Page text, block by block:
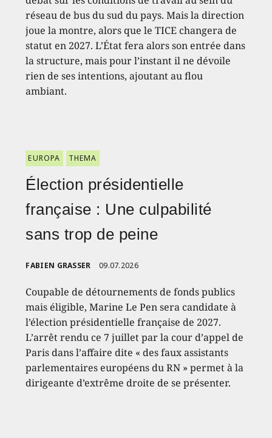
réseau de bus du sud du pays. Mais la direction
joue la montre, alors que le TICE changera de
statut en 2027. L’État fera alors son entrée dans
la structure, mais pour l’instant il ne dévoile
rien de ses intentions, ajoutant au flou
ambiant.
EUROPA THEMA
Élection présidentielle
française : Une culpabilité
sans trop de peine
FABIEN GRASSER 09.07.2026
Coupable de détournements de fonds publics
mais éligible, Marine Le Pen sera candidate à
l’élection présidentielle française de 2027.
L’arrêt rendu ce 7 juillet par la cour d’appel de
Paris dans l’affaire dite « des faux assistants
parlementaires européens du RN » permet à la
dirigeante d’extrême droite de se présenter.